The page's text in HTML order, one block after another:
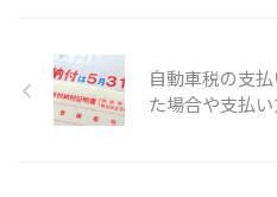
自動車税の支
た場合や支払い